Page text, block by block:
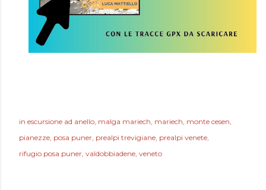
in escursione ad anello malga mariech mariech monte cesen
pianezze posa puner prealpi trevigiane prealpi venete
rifugio posa puner valdobbiadene veneto